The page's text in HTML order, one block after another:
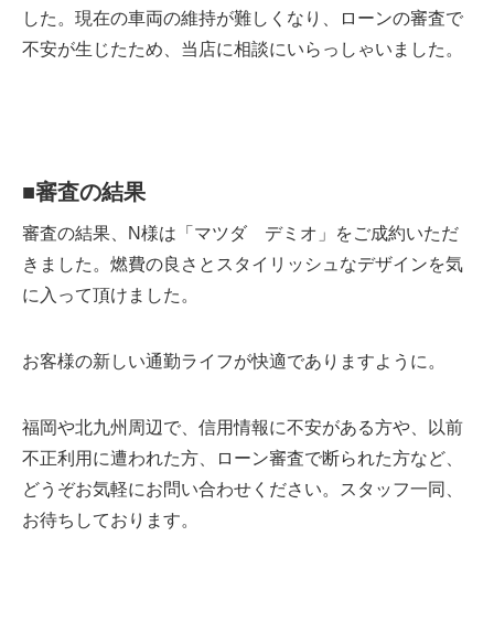
した。現在の車両の維持が難しくなり、ローンの審査で
不安が生じたため、当店に相談にいらっしゃいました。
■審査の結果
審査の結果、N様は「マツダ デミオ」をご成約いただ
きました。燃費の良さとスタイリッシュなデザインを気
に入って頂けました。
お客様の新しい通勤ライフが快適でありますように。
福岡や北九州周辺で、信用情報に不安がある方や、以前
不正利用に遭われた方、ローン審査で断られた方など、
どうぞお気軽にお問い合わせください。スタッフ一同、
お待ちしております。